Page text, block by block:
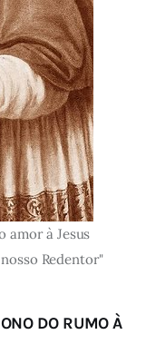
amor à Jesus
Redentor"
DO RUMO À